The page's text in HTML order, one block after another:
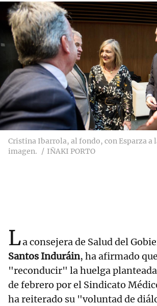
Cristina Ibarrola, al fondo, con Esparza a
imagen.
IÑAKI PORTO
La consejera de Salud del
Santos Induráin, ha afirmado
"reconducir" la huelga
de febrero por el Sindicato
ha reiterado su "voluntad de